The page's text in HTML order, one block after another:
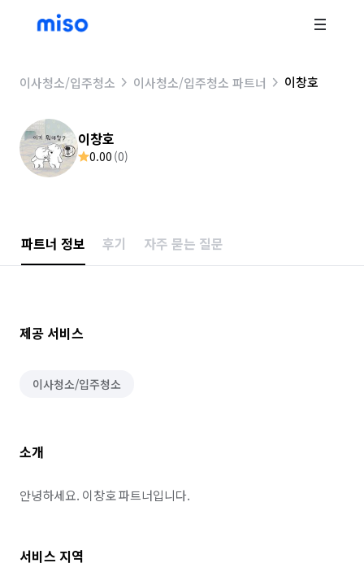
이사청소/입주청소 이사청소/입주청소 파트너 이창호
이창호
0.00 (0)
파트너 정보 후기 자주 묻는 질문
제공 서비스
이사청소/입주청소
소개
안녕하세요. 이창호 파트너입니다.
서비스 지역